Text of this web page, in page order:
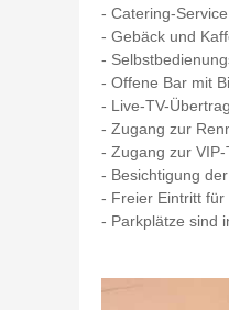
- Catering-
- Gebäck und
-
- Offene Bar mit
- Live-TV-
- Zugang zur
- Zugang zur
- Besichtigung
- Freier Eintritt
- Parkplätze sind